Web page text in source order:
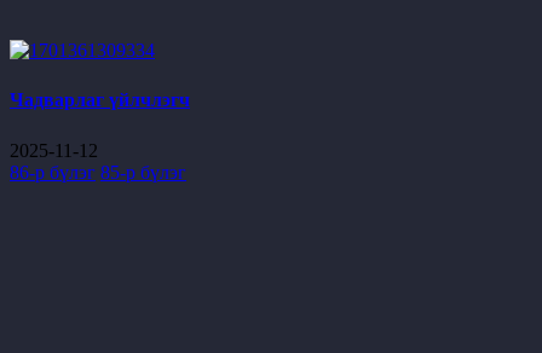
Чадварлаг үйлчлэгч
2025-11-12
86-р бүлэг 85-р бүлэг